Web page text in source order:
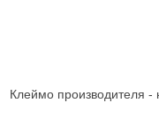
Клеймо производителя -